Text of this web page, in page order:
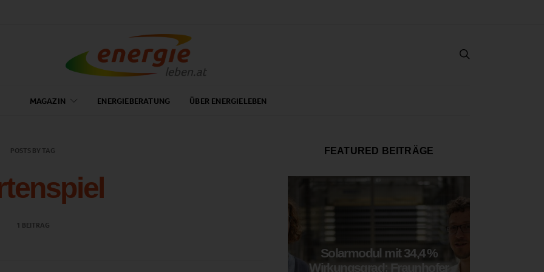
MAGAZIN ENERGIEBERATUNG ÜBER ENERGIELEBEN
POSTS BY TAG
1 BEITRAG
FEATURED BEITRÄGE
Solarmodul mit 34,4 %
Wirkungsgrad: Fraunhofer